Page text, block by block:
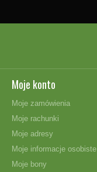
Moje konto
Moje zamówienia
Moje rachunki
Moje adresy
Moje informacje osobiste
Moje bony